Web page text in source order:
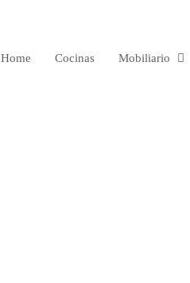
Home Cocinas Mobiliario